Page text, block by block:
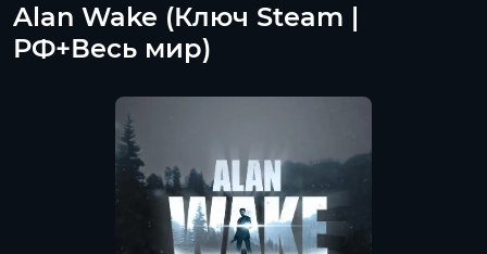
Alan Wake (Ключ Steam |
РФ+Весь мир)